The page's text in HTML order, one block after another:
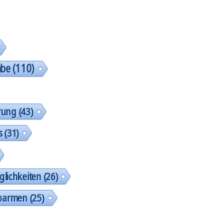
(110)
(43)
(31)
(26)
(25)